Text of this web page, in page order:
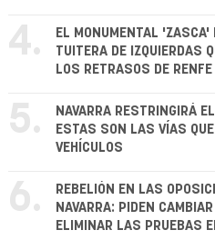
4.
EL MONUMENTAL
TUITERA DE IZQUIERDAS
LOS RETRASOS DE RENFE
5.
NAVARRA RESTRINGIRÁ
ESTAS SON LAS VÍAS
VEHÍCULOS
6.
REBELIÓN EN LAS
NAVARRA: PIDEN
ELIMINAR LAS PRUEBAS